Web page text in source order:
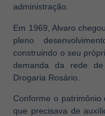
administração.
Em 1969, Alvaro
pleno
construindo o seu
demanda da rede
Drogaria Rosário.
Conforme o patrimônio
que precisava de